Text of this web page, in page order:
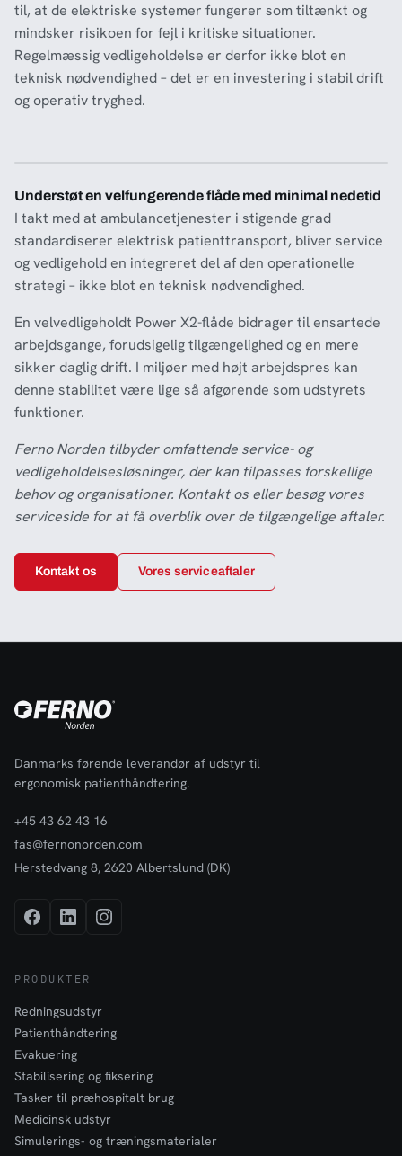
til, at de elektriske systemer fungerer som tiltænkt og
mindsker risikoen for fejl i kritiske situationer.
Regelmæssig vedligeholdelse er derfor ikke blot en
teknisk nødvendighed – det er en investering i stabil drift
og operativ tryghed.
Understøt en velfungerende flåde med minimal nedetid
I takt med at ambulancetjenester i stigende grad
standardiserer elektrisk patienttransport, bliver service
og vedligehold en integreret del af den operationelle
strategi – ikke blot en teknisk nødvendighed.
En velvedligeholdt Power X2-flåde bidrager til ensartede
arbejdsgange, forudsigelig tilgængelighed og en mere
sikker daglig drift. I miljøer med højt arbejdspres kan
denne stabilitet være lige så afgørende som udstyrets
funktioner.
Ferno Norden tilbyder omfattende service- og
vedligeholdelsesløsninger, der kan tilpasses forskellige
behov og organisationer. Kontakt os eller besøg vores
serviceside for at få overblik over de tilgængelige aftaler.
Kontakt os Vores serviceaftaler
Danmarks førende leverandør af udstyr til
ergonomisk patienthåndtering.
+45 43 62 43 16
fas@fernonorden.com
Herstedvang 8, 2620 Albertslund (DK)
PRODUKTER
Redningsudstyr
Patienthåndtering
Evakuering
Stabilisering og fiksering
Tasker til præhospitalt brug
Medicinsk udstyr
Simulerings- og træningsmaterialer